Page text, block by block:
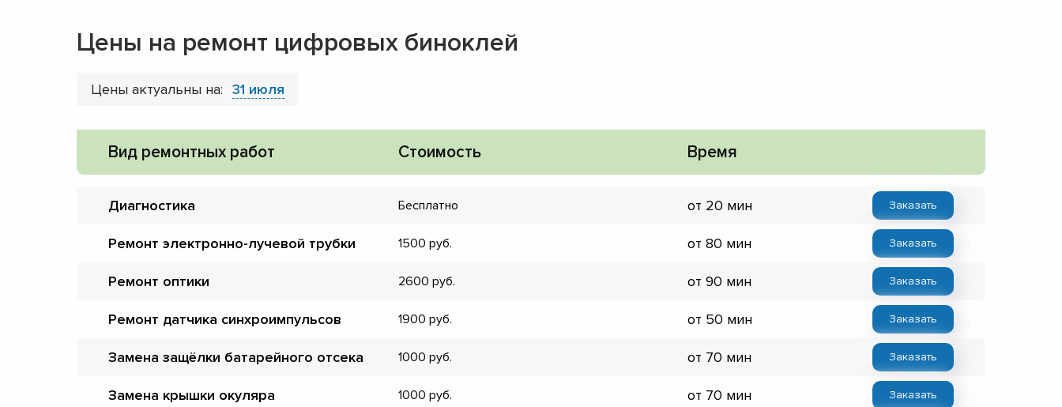
Цены на ремонт цифровых биноклей
Цены актуальны на: 31 июля
Вид ремонтных работ Стоимость Время
Диагностика Бесплатно от 20 мин Заказать
Ремонт электронно-лучевой трубки 1500 от 80 мин Заказать
Ремонт оптики 2600 от 90 мин Заказать
Ремонт датчика синхроимпульсов 1900 от 50 мин Заказать
Замена защёлки батарейного отсека 1000 от 70 мин Заказать
Замена крышки окуляра 1000 от 70 мин Заказать